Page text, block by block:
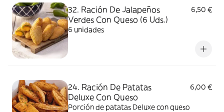
32. Ración De Jalapeños
Verdes Con Queso (6 Uds.)
6,50 €
6 unidades
24. Ración De Patatas
Deluxe Con Queso
6,00 €
Porción de patatas Deluxe con queso